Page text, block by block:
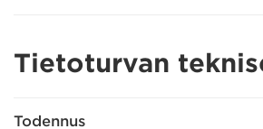
Tietoturvan
Todennus